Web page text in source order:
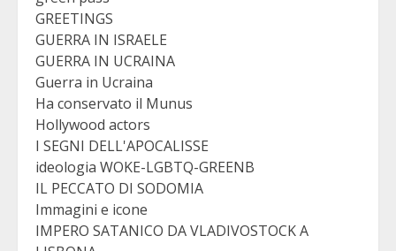
GREETINGS
GUERRA IN ISRAELE
GUERRA IN UCRAINA
Guerra in Ucraina
Ha conservato il Munus
Hollywood actors
I SEGNI DELL'APOCALISSE
ideologia WOKE-LGBTQ-GREENB
IL PECCATO DI SODOMIA
Immagini e icone
IMPERO SATANICO DA VLADIVOSTOCK A